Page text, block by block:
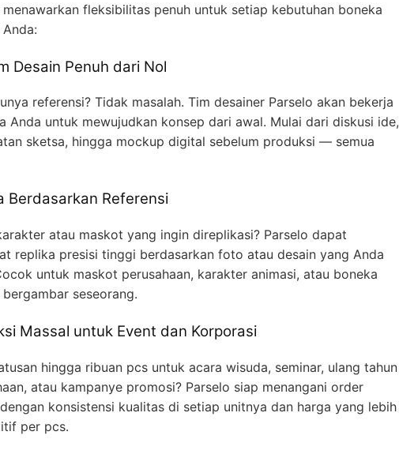
menawarkan fleksibilitas penuh untuk setiap kebutuhan boneka
Desain Penuh dari Nol
referensi? Tidak masalah. Tim desainer Parselo akan bekerja
Anda untuk mewujudkan konsep dari awal. Mulai dari diskusi ide,
sketsa, hingga mockup digital sebelum produksi — semua
Berdasarkan Referensi
atau maskot yang ingin direplikasi? Parselo dapat
replika presisi tinggi berdasarkan foto atau desain yang Anda
untuk maskot perusahaan, karakter animasi, atau boneka
seseorang.
Massal untuk Event dan Korporasi
hingga ribuan pcs untuk acara wisuda, seminar, ulang tahun
atau kampanye promosi? Parselo siap menangani order
konsistensi kualitas di setiap unitnya dan harga yang lebih
per pcs.